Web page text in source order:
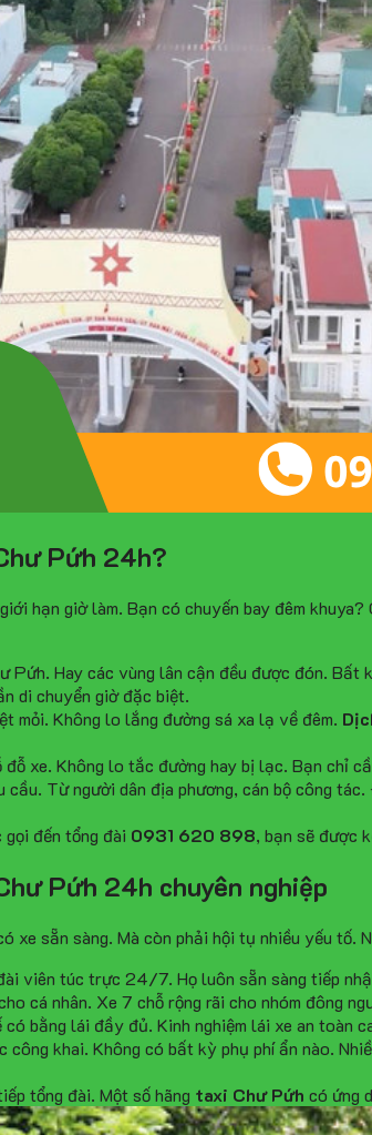
Pứh 24h?
hạn giờ làm. Bạn có chuyến bay đêm
Pứh. Hay các vùng lân cận đều được đón.
di chuyển giờ đặc biệt.
mỏi. Không lo lắng đường sá xa lạ về đêm.
đỗ xe. Không lo tắc đường hay bị lạc. Bạn chỉ
cầu. Từ người dân địa phương, cán bộ công
đến tổng đài 0931 620 898, bạn sẽ được
Pứh 24h chuyên nghiệp
xe sẵn sàng. Mà còn phải hội tụ nhiều yếu tố.
viên túc trực 24/7. Họ luôn sẵn sàng tiếp
cá nhân. Xe 7 chỗ rộng rãi cho nhóm đông
có bằng lái đầy đủ. Kinh nghiệm lái xe an toàn
công khai. Không có bất kỳ phụ phí ẩn nào.
tổng đài. Một số hãng taxi Chư Pứh có ứng